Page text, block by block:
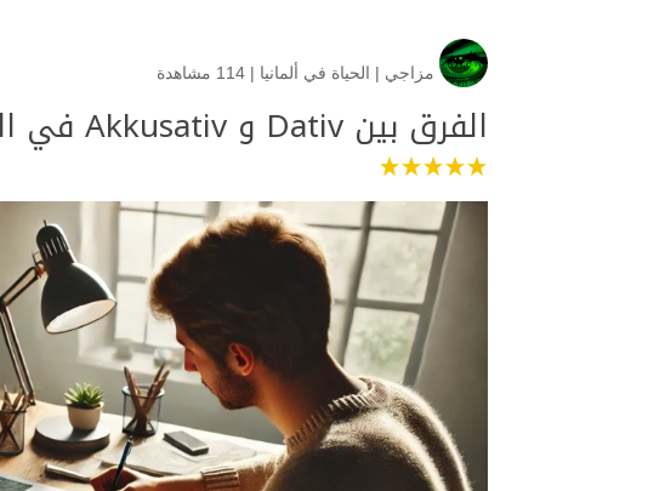
مزاجي | الحياة في ألمانيا | 114 مشاهدة
الفرق بين Dativ و Akkusativ في اللغة الألمانية مع أمثلة وجداول